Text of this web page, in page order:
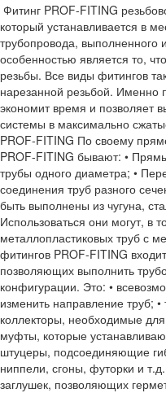
Фитинг PROF-FITING
который устанавливается в
трубопровода, выполненного
особенностью является то,
резьбы. Все виды фитингов
нарезанной резьбой. Именно
экономит время и позволяет
системы в максимально
PROF-FITING По своему
PROF-FITING бывают: •
трубы одного диаметра; •
соединения труб разного
быть выполнены из чугуна,
Использоваться они могут, в
металлопластиковых труб с
фитингов PROF-FITING
позволяющих выполнить
конфигурации. Это: •
изменить направление труб;
коллекторы, необходимые
муфты, которые
штуцеры, подсоединяющие
ниппели, сгоны, футорки и
заглушек, позволяющих